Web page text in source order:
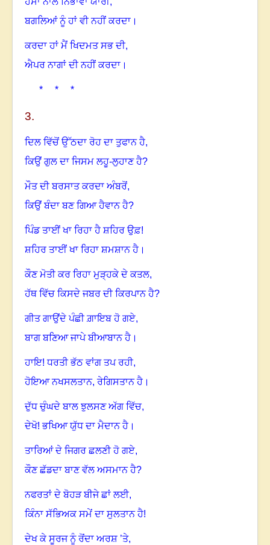
ਬਗਲਿਆਂ ਨੂੰ ਹਾਂ ਵੀ ਨਹੀਂ ਕਰਦਾ ।
ਕਰਦਾ ਹਾਂ ਮੈਂ ਖਿਦਮਤ ਸਭ ਦੀ,
ਐਪਰ ਨਾਗਾਂ ਦੀ ਨਹੀਂ ਕਰਦਾ ।
* * *
3.
ਦਿਲ ਵਿੱਚੋਂ ਉੱਠਦਾ ਰੋਹ ਦਾ ਤੁਫਾਨ ਹੈ,
ਕਿਉਂ ਗੁਲ ਦਾ ਜਿਸਮ ਲਹੂ-ਲੁਹਾਣ ਹੈ?
ਮੌਤ ਦੀ ਬਰਸਾਤ ਕਰਦਾ ਅੰਬਰੋਂ,
ਕਿਉਂ ਬੰਦਾ ਬਣ ਗਿਆ ਹੈਵਾਨ ਹੈ?
ਪਿੰਡ ਤਾਈਂ ਖਾ ਰਿਹਾ ਹੈ ਸ਼ਹਿਰ ਉਫ਼!
ਸ਼ਹਿਰ ਤਾਈਂ ਖਾ ਰਿਹਾ ਸ਼ਮਸ਼ਾਨ ਹੈ ।
ਕੌਣ ਮੋਤੀ ਕਰ ਰਿਹਾ ਮੁੜ੍ਹਕੇ ਦੇ ਕਤਲ,
ਹੱਥ ਵਿੱਚ ਕਿਸਦੇ ਜਬਰ ਦੀ ਕਿਰਪਾਨ ਹੈ?
ਗੀਤ ਗਾਉਂਦੇ ਪੰਛੀ ਗ਼ਾਇਬ ਹੋ ਗਏ,
ਬਾਗ ਬਣਿਆ ਜਾਪੇ ਬੀਆਬਾਨ ਹੈ ।
ਹਾਇ! ਧਰਤੀ ਭੱਠ ਵਾਂਗ ਤਪ ਰਹੀ,
ਹੋਇਆ ਨਖਸਲਤਾਨ, ਰੇਗਿਸਤਾਨ ਹੈ ।
ਦੁੱਧ ਚੁੰਘਦੇ ਬਾਲ ਝੁਲਸਣ ਅੱਗ ਵਿੱਚ,
ਦੇਖੋ! ਭਖਿਆ ਯੁੱਧ ਦਾ ਮੈਦਾਨ ਹੈ ।
ਤਾਰਿਆਂ ਦੇ ਜਿਗਰ ਛਲਣੀ ਹੋ ਗਏ,
ਕੌਣ ਛੱਡਦਾ ਬਾਣ ਵੱਲ ਅਸਮਾਨ ਹੈ?
ਨਫਰਤਾਂ ਦੇ ਬੋਹੜ ਬੀਜੇ ਛਾਂ ਲਈ,
ਕਿੰਨਾ ਸੱਭਿਅਕ ਸਮੇਂ ਦਾ ਸੁਲਤਾਨ ਹੈ!
ਦੇਖ ਕੇ ਸੂਰਜ ਨੂੰ ਰੋਂਦਾ ਅਰਸ਼ ’ਤੇ,